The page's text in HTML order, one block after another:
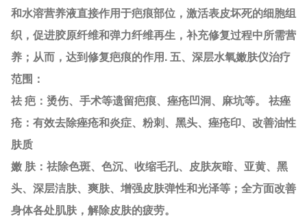
和水溶营养液直接作用于疤痕部位，激活表皮坏死的细胞组
织，促进胶原纤维和弹力纤维再生，补充修复过程中所需营
养；从而，达到修复疤痕的作用. 五、深层水氧嫩肤仪治疗
范围：
祛 疤：烫伤、手术等遗留疤痕、痤疮凹洞、麻坑等。 祛痤
疮：有效去除痤疮和炎症、粉刺、黑头、痤疮印、改善油性
肤质
嫩 肤：祛除色斑、色沉、收缩毛孔、皮肤灰暗、亚黄、黑
头、深层洁肤、爽肤、增强皮肤弹性和光泽等；全方面改善
身体各处肌肤，解除皮肤的疲劳。